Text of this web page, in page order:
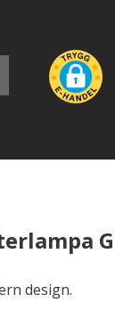
design.